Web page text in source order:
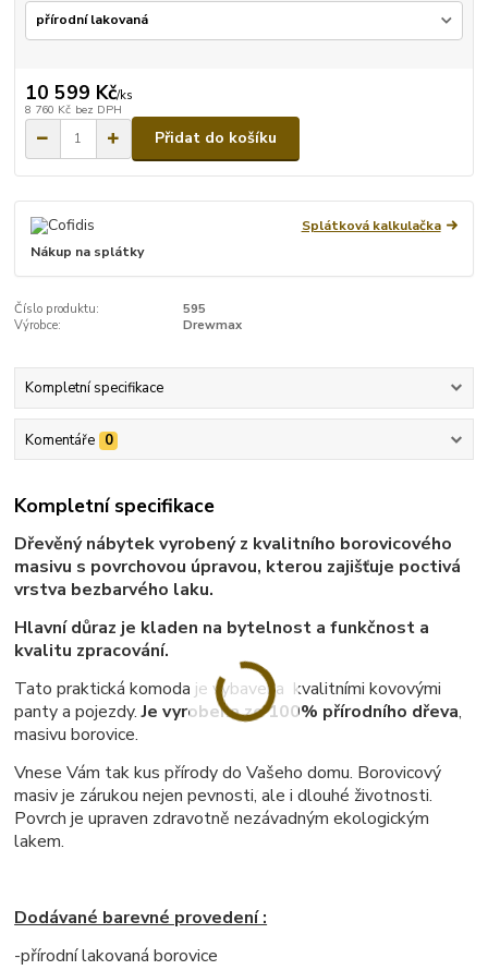
10 599 Kč/ks
8 760 Kč bez DPH
Přidat do košíku
Splátková kalkulačka
Nákup na splátky
Číslo produktu:
595
Výrobce:
Drewmax
Kompletní specifikace
Komentáře 0
Kompletní specifikace
Dřevěný nábytek vyrobený z kvalitního borovicového
masivu s povrchovou úpravou, kterou zajišťuje poctivá
vrstva bezbarvého laku.
Hlavní důraz je kladen na bytelnost a funkčnost a
kvalitu zpracování.
Tato praktická komoda je vybavena kvalitními kovovými
panty a pojezdy.Je vyrobena ze 100% přírodního dřeva,
masivu borovice.
Vnese Vám tak kus přírody do Vašeho domu. Borovicový
masiv je zárukou nejen pevnosti, ale i dlouhé životnosti.
Povrch je upraven zdravotně nezávadným ekologickým
lakem.
Dodávané barevné provedení :
-přírodní lakovaná borovice